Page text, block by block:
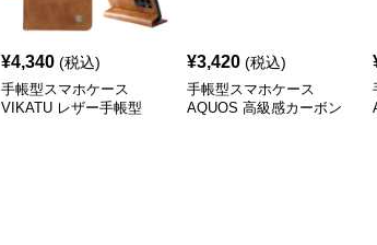
¥4,340 (税込)
手帳型スマホケース
VIKATU レザー手帳型
¥3,420 (税込)
手帳型スマホケース
AQUOS 高級感カーボン